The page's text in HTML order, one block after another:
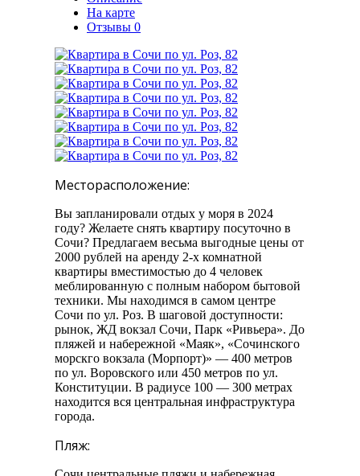
На карте
Отзывы 0
Месторасположение:
Вы запланировали отдых у моря в 2024
году? Желаете снять квартиру посуточно в
Сочи? Предлагаем весьма выгодные цены от
2000 рублей на аренду 2-х комнатной
квартиры вместимостью до 4 человек
меблированную с полным набором бытовой
техники. Мы находимся в самом центре
Сочи по ул. Роз. В шаговой доступности:
рынок, ЖД вокзал Сочи, Парк «Ривьера». До
пляжей и набережной «Маяк», «Сочинского
морскго вокзала (Морпорт)» — 400 метров
по ул. Воровского или 450 метров по ул.
Конституции. В радиусе 100 — 300 метрах
находится вся центральная инфраструктура
города.
Пляж: